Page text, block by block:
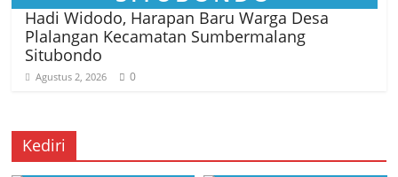
Hadi Widodo, Harapan Baru Warga Desa
Plalangan Kecamatan Sumbermalang
Situbondo
Agustus 2, 2026 0
Kediri